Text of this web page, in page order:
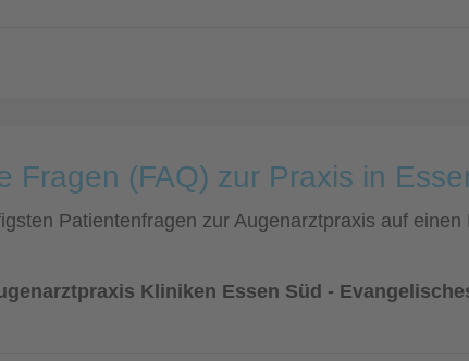
Fragen (FAQ) zur Praxis in
Patientenfragen zur Augenarztpraxis auf einen
Kliniken Essen Süd -